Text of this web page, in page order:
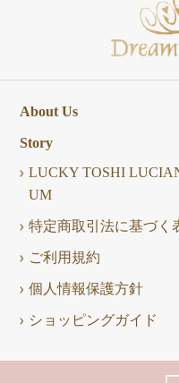
About Us
Story
LUCKY TOSHI
UM
特定商取引法に基づく
ご利用規約
個人情報保護方針
ショッピングガイド